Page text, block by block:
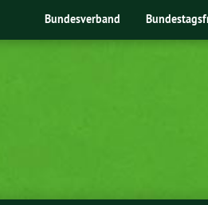
Bundesverband